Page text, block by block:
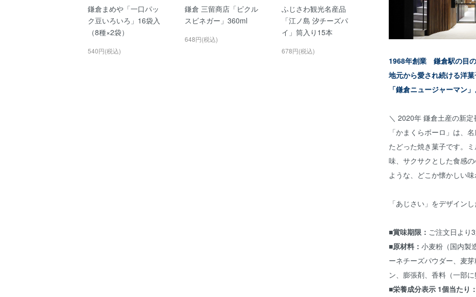
1968年創業 鎌倉駅の目
地元から愛され続ける洋
「鎌倉ニュージャーマン」
＼ 2020年 鎌倉土産の新
「かまくらボーロ」は、
たどった焼き菓子です。
味、サクサクとした食感
ような、どこか懐かしい味
「あじさい」をデザイン
■賞味期限： ご注文日より
■原材料： 小麦粉（国内製
ーネチーズパウダー、麦
ン、膨張剤、香料（一部
■栄養成分表示 1個当たり：
鎌倉まめや「一口パッ
ク豆いろいろ」16袋入
（8種×2袋）
540円(税込)
鎌倉 三留商店「ピクル
スビネガー」360ml
648円(税込)
ふじさわ観光名産品
「江ノ島 汐チーズパ
イ」筒入り15本
678円(税込)